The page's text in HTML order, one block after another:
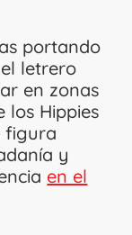
portando
letrero
en zonas
los Hippies
figura
y
en el